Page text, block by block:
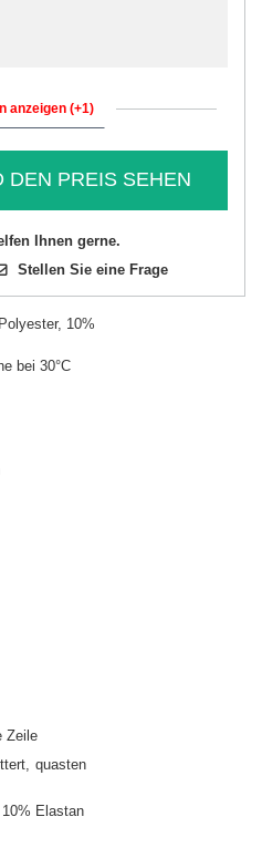
anzeigen (+1)
DEN PREIS SEHEN
Ihnen gerne.
Stellen Sie eine Frage
10%
bei 30°C
Zeile
quasten
10% Elastan